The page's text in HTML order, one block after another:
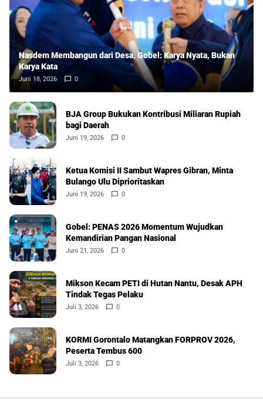
Nasdem Membangun dari Desa, Gobel: Karya Nyata, Bukan
Karya Kata
Juni 18, 2026 0
BJA Group Bukukan Kontribusi Miliaran Rupiah
bagi Daerah
Juni 19, 2026 0
Ketua Komisi II Sambut Wapres Gibran, Minta
Bulango Ulu Diprioritaskan
Juni 19, 2026 0
Gobel: PENAS 2026 Momentum Wujudkan
Kemandirian Pangan Nasional
Juni 21, 2026 0
Mikson Kecam PETI di Hutan Nantu, Desak APH
Tindak Tegas Pelaku
Juli 3, 2026 0
KORMI Gorontalo Matangkan FORPROV 2026,
Peserta Tembus 600
Juli 3, 2026 0